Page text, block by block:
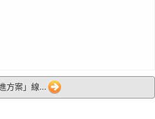
方案」線...